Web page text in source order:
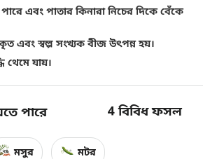
এবং পাতার কিনারা নিচের দিকে বেঁকে
এবং স্বল্প সংখ্যক বীজ উৎপন্ন হয়।
থেমে যায়।
পারে 4বিবিধ ফসল
মসুর মটর